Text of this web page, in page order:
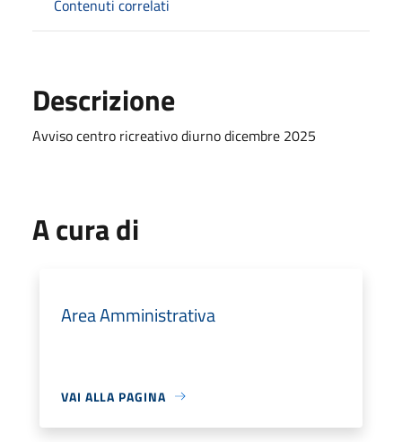
Contenuti correlati
Descrizione
Avviso centro ricreativo diurno dicembre 2025
A cura di
Area Amministrativa
VAI ALLA PAGINA